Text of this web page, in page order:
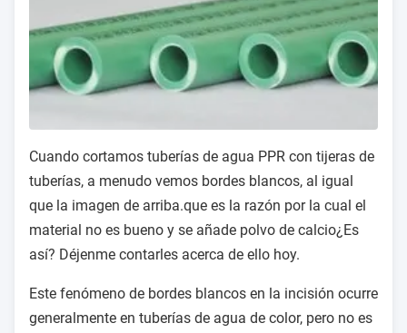
Cuando cortamos tuberías de agua PPR con tijeras de
tuberías, a menudo vemos bordes blancos, al igual
que la imagen de arriba.que es la razón por la cual el
material no es bueno y se añade polvo de calcio¿Es
así? Déjenme contarles acerca de ello hoy.
Este fenómeno de bordes blancos en la incisión ocurre
generalmente en tuberías de agua de color, pero no es